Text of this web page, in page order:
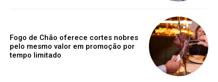
Fogo de Chão oferece cortes nobres
pelo mesmo valor em promoção por
tempo limitado